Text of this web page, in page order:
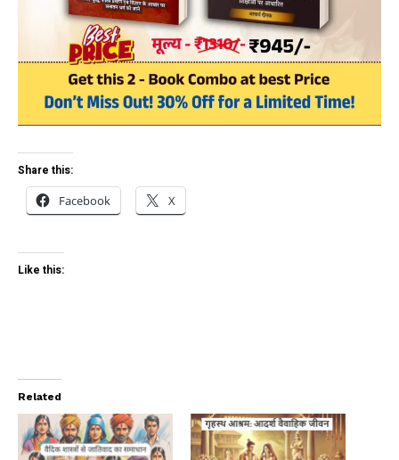
Share this:
Facebook
X
Like this:
Related